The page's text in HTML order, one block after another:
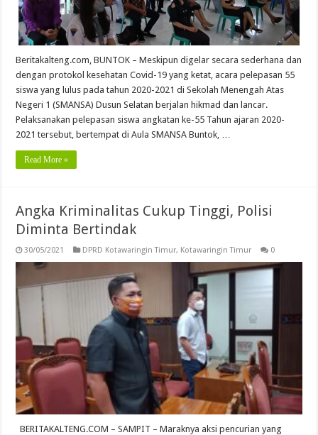
Beritakalteng.com, BUNTOK – Meskipun digelar secara sederhana dan
dengan protokol kesehatan Covid-19 yang ketat, acara pelepasan 55
siswa yang lulus pada tahun 2020-2021 di Sekolah Menengah Atas
Negeri 1 (SMANSA) Dusun Selatan berjalan hikmad dan lancar.
Pelaksanakan pelepasan siswa angkatan ke-55 Tahun ajaran 2020-
2021 tersebut, bertempat di Aula SMANSA Buntok, …
Read More »
Angka Kriminalitas Cukup Tinggi, Polisi
Diminta Bertindak
30/05/2021 DPRD Kotawaringin Timur, Kotawaringin Timur 0
BERITAKALTENG.COM – SAMPIT – Maraknya aksi pencurian yang